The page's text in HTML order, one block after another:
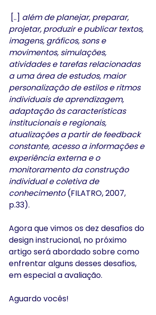
[..] além de planejar, preparar,
projetar, produzir e publicar textos,
imagens, gráficos, sons e
movimentos, simulações,
atividades e tarefas relacionadas
a uma área de estudos, maior
personalização de estilos e ritmos
individuais de aprendizagem,
adaptação às características
institucionais e regionais,
atualizações a partir de feedback
constante, acesso a informações e
experiência externa e o
monitoramento da construção
individual e coletiva de
conhecimento (FILATRO, 2007,
p.33).
Agora que vimos os dez desafios do
design instrucional, no próximo
artigo será abordado sobre como
enfrentar alguns desses desafios,
em especial a avaliação.
Aguardo vocês!